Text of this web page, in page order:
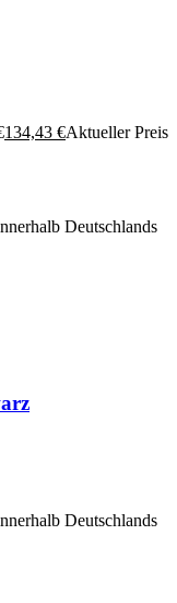
134,43 €Aktueller Preis
Deutschlands
Deutschlands